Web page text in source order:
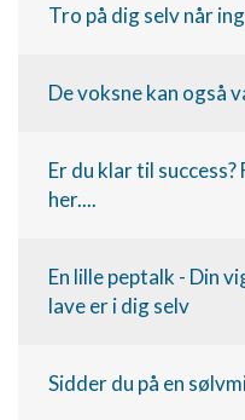
Tro på dig selv når
De voksne kan også
Er du klar til
her....
En lille peptalk - Din
lave er i dig selv
Sidder du på en